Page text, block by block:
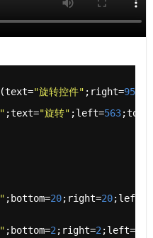
"旋转控件" ;right=959
;text="旋转" ;left=563;top=
;bottom=20;right=20;left=
;bottom=2 ;right=2 ;left=